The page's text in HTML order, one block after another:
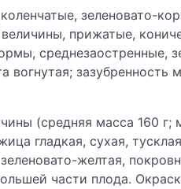
зеленовато-
прижатые,
среднезаостренные,
вогнутая;
(средняя масса 160 г;
гладкая, сухая,
желтая,
части плода.